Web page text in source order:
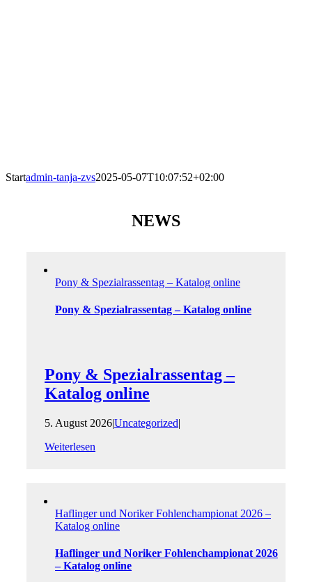
Startadmin-tanja-zvs2025-05-07T10:07:52+02:00
NEWS
Pony & Spezialrassentag – Katalog online
Pony & Spezialrassentag – Katalog online
Pony & Spezialrassentag –
Katalog online
5. August 2026|Uncategorized|
Weiterlesen
Haflinger und Noriker Fohlen­championat 2026 –
Katalog online
Haflinger und Noriker Fohlen­championat 2026
– Katalog online